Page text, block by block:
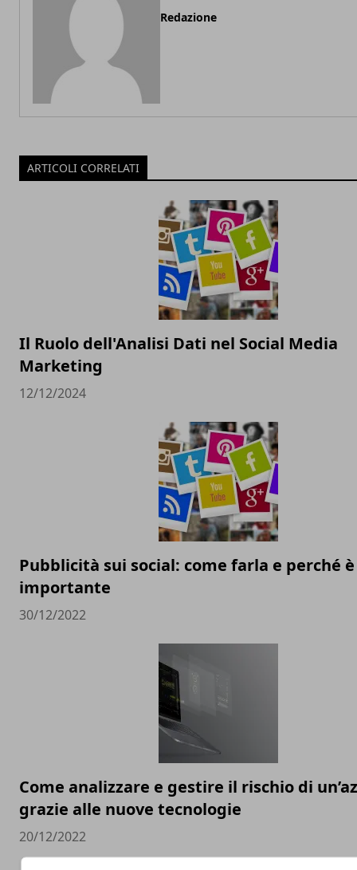
Redazione
ARTICOLI CORRELATI
Il Ruolo dell'Analisi Dati nel Social Media
Marketing
12/12/2024
Pubblicità sui social: come farla e perché è
importante
30/12/2022
Come analizzare e gestire il rischio di
grazie alle nuove tecnologie
20/12/2022